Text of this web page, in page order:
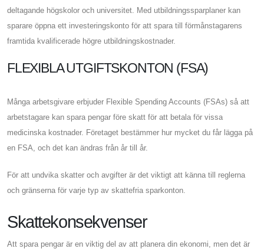
deltagande högskolor och universitet. Med utbildningssparplaner kan
sparare öppna ett investeringskonto för att spara till förmånstagarens
framtida kvalificerade högre utbildningskostnader.
FLEXIBLA UTGIFTSKONTON (FSA)
Många arbetsgivare erbjuder Flexible Spending Accounts (FSAs) så att
arbetstagare kan spara pengar före skatt för att betala för vissa
medicinska kostnader. Företaget bestämmer hur mycket du får lägga på
en FSA, och det kan ändras från år till år.
För att undvika skatter och avgifter är det viktigt att känna till reglerna
och gränserna för varje typ av skattefria sparkonton.
Skattekonsekvenser
Att spara pengar är en viktig del av att planera din ekonomi, men det är